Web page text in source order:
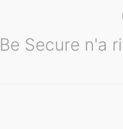
Be Secure n'a